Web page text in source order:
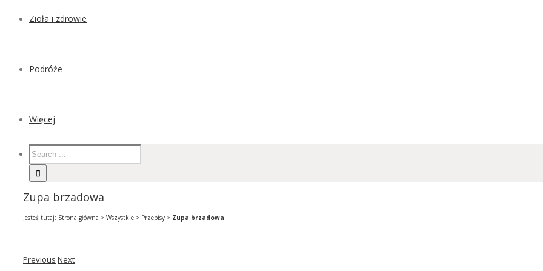
Zioła i zdrowie
Podróże
Więcej
Zupa brzadowa
Jesteś tutaj: Strona główna > Wszystkie > Przepisy > Zupa brzadowa
Previous Next